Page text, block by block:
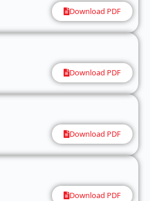
Download PDF
Download PDF
Download PDF
Download PDF